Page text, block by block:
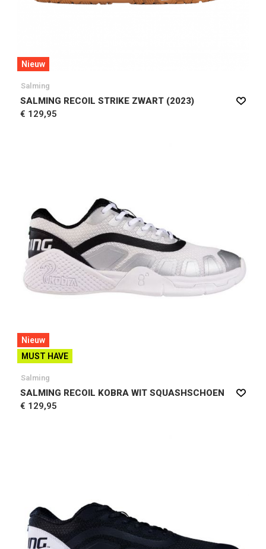
Nieuw
Salming
SALMING RECOIL STRIKE ZWART (2023)
€ 129,95
Nieuw
MUST HAVE
Salming
SALMING RECOIL KOBRA WIT SQUASHSCHOEN
€ 129,95